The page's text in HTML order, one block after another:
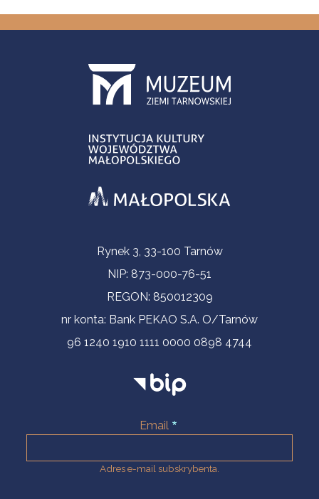
Informacje kontaktoweRynek 3, 33-100 Tarnów
NIP: 873-000-76-51
REGON: 850012309
nr konta: Bank PEKAO S.A. O/Tarnów
96 1240 1910 1111 0000 0898 4744
Email
Adres e-mail subskrybenta.